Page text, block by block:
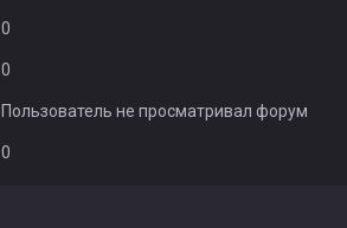
0
0
Пользователь не просматривал форум
0